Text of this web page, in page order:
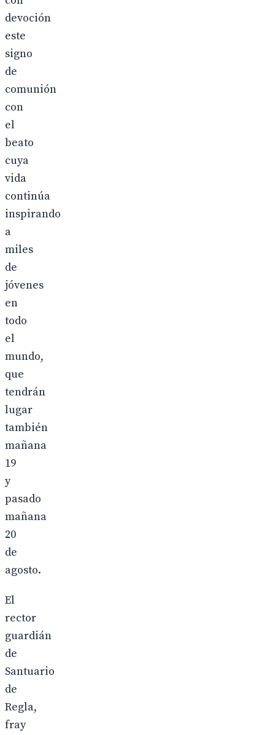
devoción
este
signo
de
comunión
con
el
beato
cuya
vida
continúa
inspirando
a
miles
de
jóvenes
en
todo
el
mundo,
que
tendrán
lugar
también
mañana
19
y
pasado
mañana
20
de
agosto.
El
rector
guardián
de
Santuario
de
Regla,
fray